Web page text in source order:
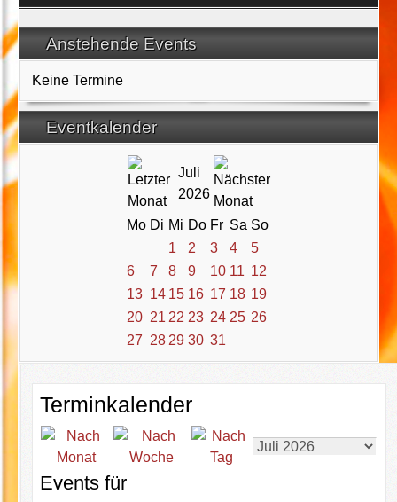
Anstehende Events
Keine Termine
Eventkalender
Juli
2026
Mo Di Mi Do Fr Sa So
1
2 3 4
5
6
7 8 9 10 11 12
13 14 15 16 17 18 19
20 21 22 23 24 25 26
27 28 29 30 31
Terminkalender
Events für